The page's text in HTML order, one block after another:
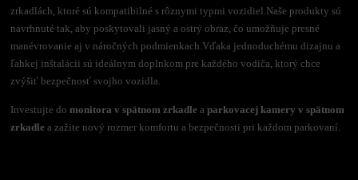
zrkadlách, ktoré sú kompatibilné s rôznymi typmi vozidiel. Naše produkty sú
navrhnuté tak, aby poskytovali jasný a ostrý obraz, čo umožňuje presné
manévrovanie aj v náročných podmienkach.Vďaka jednoduchému dizajnu a
ľahkej inštalácii sú ideálnym doplnkom pre každého vodiča, ktorý chce
zvýšiť bezpečnosť svojho vozidla.
Investujte domonitora v spätnom zrkadle aparkovacej kamery v spätnom
zrkadle a zažite nový rozmer komfortu a bezpečnosti pri každom parkovaní.